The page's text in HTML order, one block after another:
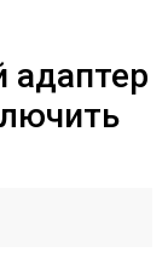
адаптер